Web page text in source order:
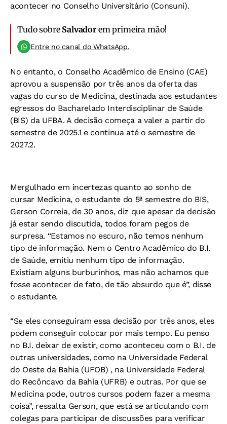
acontecer no Conselho Universitário (Consuni).
Tudo sobre Salvadorem primeira mão!
Entre no canal do WhatsApp.
No entanto, o Conselho Acadêmico de Ensino (CAE)
aprovou a suspensão por três anos da oferta das
vagas do curso de Medicina, destinada aos estudantes
egressos do Bacharelado Interdisciplinar de Saúde
(BIS) da UFBA. A decisão começa a valer a partir do
semestre de 2025.1 e continua até o semestre de
2027.2.
Mergulhado em incertezas quanto ao sonho de
cursar Medicina, o estudante do 5ª semestre do BIS,
Gerson Correia, de 30 anos, diz que apesar da decisão
já estar sendo discutida, todos foram pegos de
surpresa. “Estamos no escuro, não temos nenhum
tipo de informação. Nem o Centro Acadêmico do B.I.
de Saúde, emitiu nenhum tipo de informação.
Existiam alguns burburinhos, mas não achamos que
fosse acontecer de fato, de tão absurdo que é”, disse
o estudante.
“Se eles conseguiram essa decisão por três anos, eles
podem conseguir colocar por mais tempo. Eu penso
no B.I. deixar de existir, como aconteceu com o B.I. de
outras universidades, como na Universidade Federal
do Oeste da Bahia (UFOB) , na Universidade Federal
do Recôncavo da Bahia (UFRB) e outras. Por que se
Medicina pode, outros cursos podem fazer a mesma
coisa”, ressalta Gerson, que está se articulando com
colegas para participar de discussões para verificar